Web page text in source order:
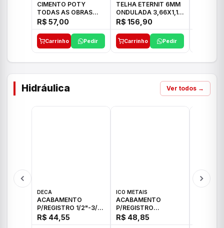
CIMENTO POTY
TODAS AS OBRAS
50KG CP-II F/32
R$ 57,00
Carrinho Pedir
TELHA ETERNIT 6MM
ONDULADA 3,66X1,10
48,80KG
R$ 156,90
Carrinho Pedir
Hidráulica Ver todos →
DECA
ACABAMENTO
P/REGISTRO 1/2"-3/4"
E 1"C21.PQ DECA
R$ 44,55
ICO METAIS
ACABAMENTO
P/REGISTRO
1/2"-3/4"-1" ACB M
CS 33 ICO
R$ 48,85